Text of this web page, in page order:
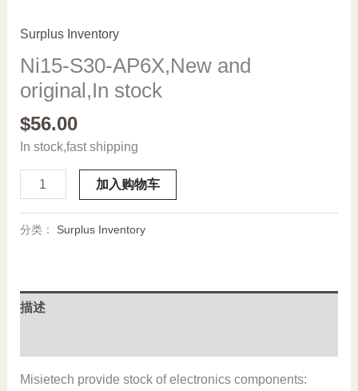
Surplus Inventory
Ni15-S30-AP6X,New and
original,In stock
$56.00
In stock,fast shipping
Ni15-
S30-
and
数
加入购物车
分类： Surplus Inventory
描述
Misietech provide stock of electronics components: